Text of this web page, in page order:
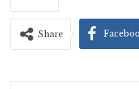
Share